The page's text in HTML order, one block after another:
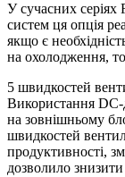
У сучасних серіях
систем ця опція
якщо є
на охолодження,
5 швидкостей
Використання DC-
на зовнішньому
швидкостей
продуктивності,
дозволило